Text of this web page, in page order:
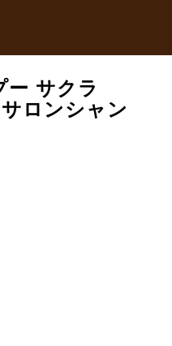
ー サクラ
ロンシャン